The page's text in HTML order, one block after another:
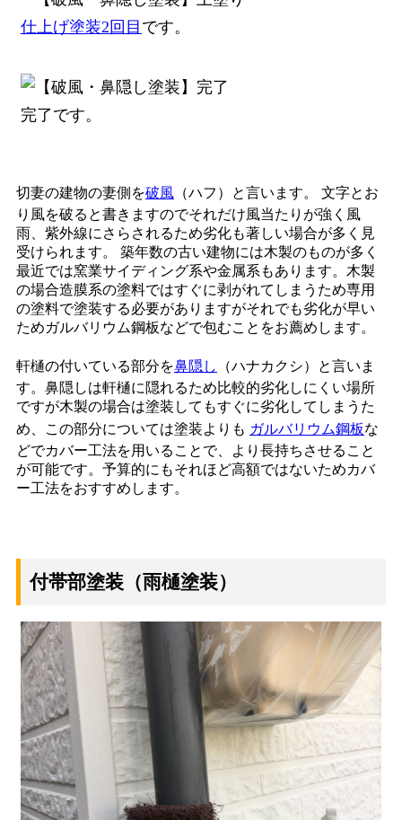
仕上げ塗装2回目 です。
完了です。
切妻の建物の妻側を破風（ハフ）と言います。 文字とお
り風を破ると書きますのでそれだけ風当たりが強く風
雨、紫外線にさらされるため劣化も著しい場合が多く見
受けられます。 築年数の古い建物には木製のものが多く
最近では窯業サイディング系や金属系もあります。木製
の場合造膜系の塗料ではすぐに剥がれてしまうため専用
の塗料で塗装する必要がありますがそれでも劣化が早い
ためガルバリウム鋼板などで包むことをお薦めします。
軒樋の付いている部分を鼻隠し
（ハナカクシ）と言いま
す。鼻隠しは軒樋に隠れるため比較的劣化しにくい場所
ですが木製の場合は塗装してもすぐに劣化してしまうた
め、この部分については塗装よりも ガルバリウム鋼板な
どでカバー工法を用いることで、より長持ちさせること
が可能です。予算的にもそれほど高額ではないためカバ
ー工法をおすすめします。
付帯部塗装（雨樋塗装）